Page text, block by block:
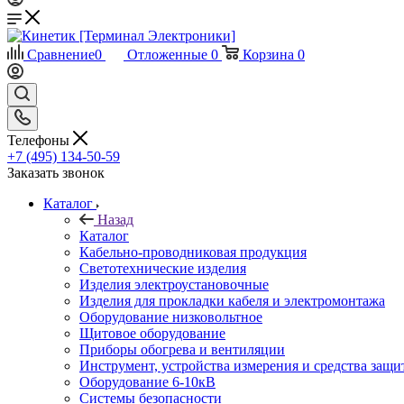
Сравнение0 Отложенные 0 Корзина 0
Телефоны
+7 (495) 134-50-59
Заказать звонок
Каталог
Назад
Каталог
Кабельно-проводниковая продукция
Светотехнические изделия
Изделия электроустановочные
Изделия для прокладки кабеля и электромонтажа
Оборудование низковольтное
Щитовое оборудование
Приборы обогрева и вентиляции
Инструмент, устройства измерения и средства
Оборудование 6-10кВ
Системы безопасности